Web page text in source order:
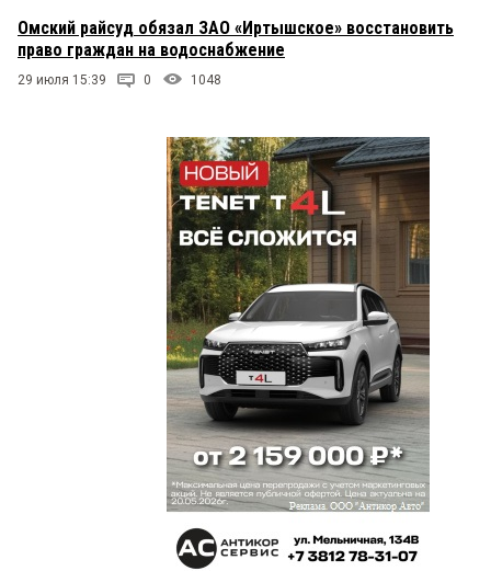
Омский райсуд обязал ЗАО «Иртышское» восстановить
право граждан на водоснабжение
29 июля 15:39 0 1048